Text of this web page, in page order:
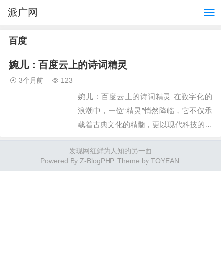
派广网
百度
婉儿：百度云上的诗词精灵
3个月前 123
婉儿：百度云上的诗词精灵 在数字化的
浪潮中，一位“精灵”悄然降临，它不仅承
载着古典文化的精髓，更以现代科技的力
是百度云上的的“婉儿”。婉儿，一个拥有
诗意的名字，它…
发现网红鲜为人知的另一面
Powered By Z-BlogPHP. Theme by TOYEAN